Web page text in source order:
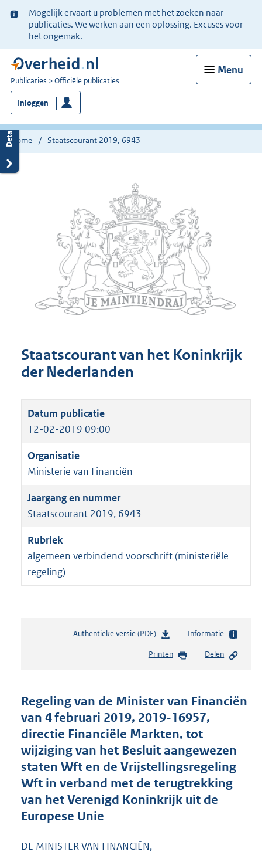
Ter
informatie:
Mogelijk ervaart u problemen met het zoeken naar
publicaties. We werken aan een oplossing. Excuses voor
het ongemak.
Menu
U
bent
nu
hier:
Publicaties Officiële publicaties
Inloggen
Home Staatscourant 2019, 6943
Staatscourant van het Koninkrijk
der Nederlanden
12-02-2019 09:00
Ministerie van Financiën
Staatscourant 2019, 6943
algemeen verbindend voorschrift (ministeriële
regeling)
Authentieke versie (PDF)b
s
d
s
g
o
o
t
t
e
Informatie
Printen Delen
Regeling van de Minister van Financiën
van 4 februari 2019, 2019-16957,
directie Financiële Markten, tot
wijziging van het Besluit aangewezen
staten Wft en de Vrijstellingsregeling
Wft in verband met de terugtrekking
van het Verenigd Koninkrijk uit de
Europese Unie
DE MINISTER VAN FINANCIËN,